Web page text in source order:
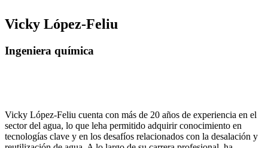
Vicky López-Feliu
Ingeniera química
Vicky López-Feliu cuenta con más de 20 años de experiencia en el
sector del agua, lo que leha permitido adquirir conocimiento en
tecnologías clave y en los desafíos relacionados con la desalación y